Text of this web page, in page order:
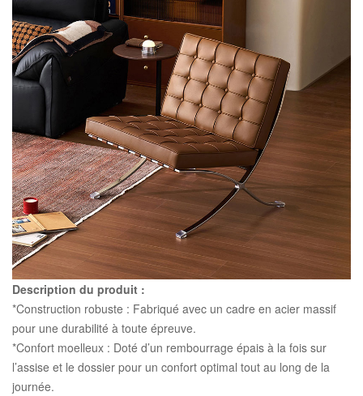
Description du produit :
*Construction robuste : Fabriqué avec un cadre en acier massif
pour une durabilité à toute épreuve.
*Confort moelleux : Doté d’un rembourrage épais à la fois sur
l’assise et le dossier pour un confort optimal tout au long de la
journée.